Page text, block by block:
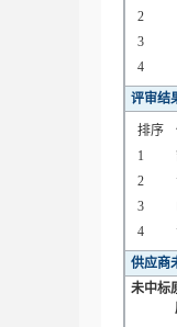
2
3
4
评审结
排序
1
2
3
4
供应商
未中标